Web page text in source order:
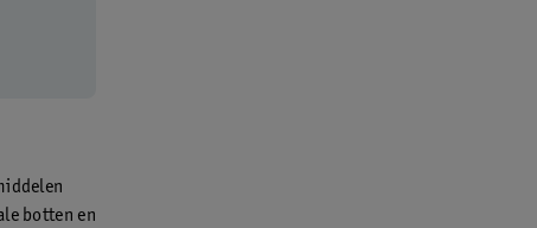
botten en